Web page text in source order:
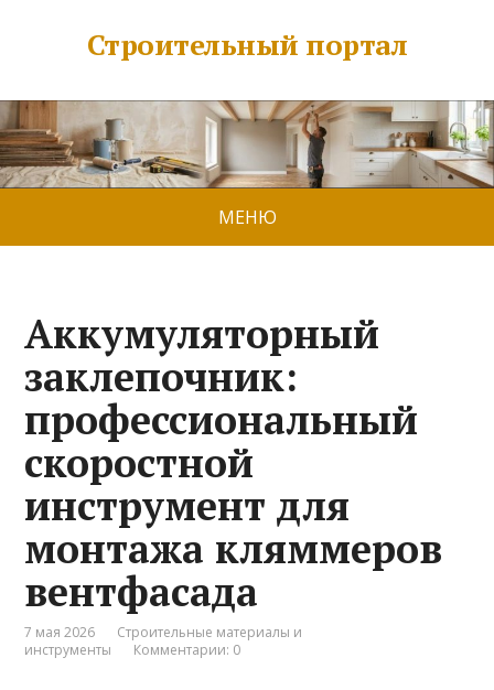
Строительный портал
МЕНЮ
Аккумуляторный
заклепочник:
профессиональный
скоростной
инструмент для
монтажа кляммеров
вентфасада
7 мая 2026
Строительные материалы и
инструменты
Комментарии: 0